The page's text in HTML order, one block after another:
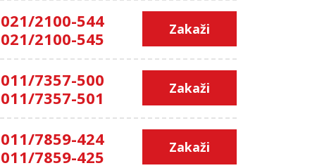
021/2100-544
021/2100-545
Zakaži
011/7357-500
011/7357-501
Zakaži
011/7859-424
011/7859-425
Zakaži